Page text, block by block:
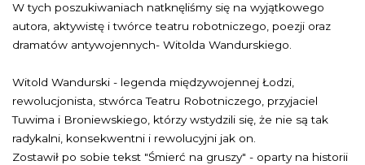
W tych poszukiwaniach natknęliśmy się na wyjątkowego
autora, aktywistę i twórce teatru robotniczego, poezji oraz
dramatów antywojennych- Witolda Wandurskiego.
Witold Wandurski - legenda międzywojennej Łodzi,
rewolucjonista, stwórca Teatru Robotniczego, przyjaciel
Tuwima i Broniewskiego, którzy wstydzili się, że nie są tak
radykalni, konsekwentni i rewolucyjni jak on.
Zostawił po sobie tekst "Śmierć na gruszy" - oparty na historii